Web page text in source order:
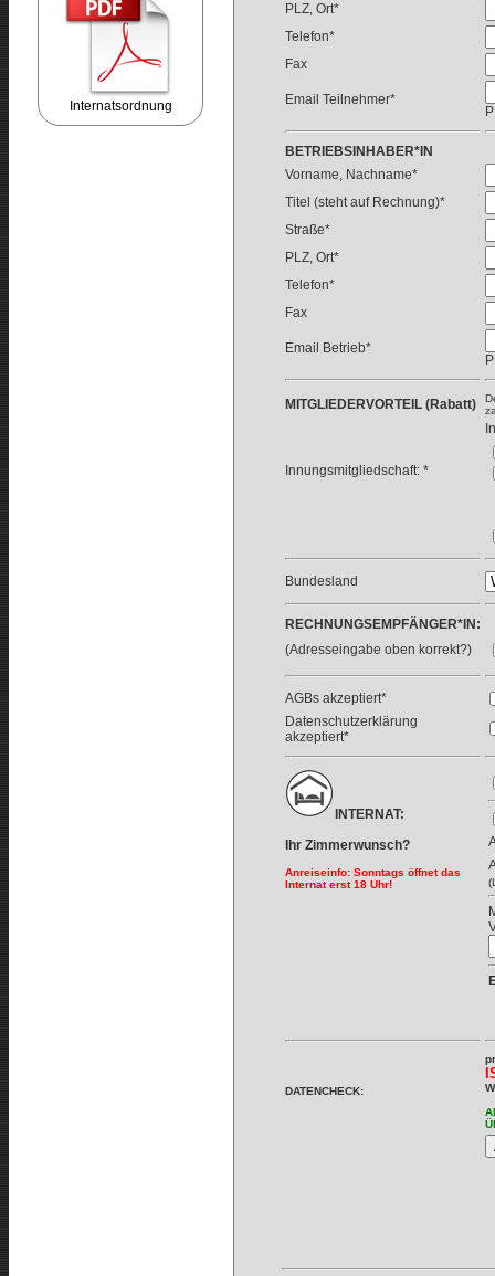
Internatsordnung
PLZ, Ort*
Telefon*
Fax
Email Teilnehmer*
BETRIEBSINHABER*IN
Vorname, Nachname*
Titel (steht auf Rechnung)*
Straße*
PLZ, Ort*
Telefon*
Fax
Email Betrieb*
MITGLIEDERVORTEIL (Rabatt)
Innungsmitgliedschaft: *
Bundesland
RECHNUNGSEMPFÄNGER*IN:
(Adresseingabe oben korrekt?)
AGBs akzeptiert*
Datenschutzerklärung
akzeptiert*
INTERNAT:
Ihr Zimmerwunsch?
Anreiseinfo: Sonntags öffnet das
Internat erst 18 Uhr!
DATENCHECK: